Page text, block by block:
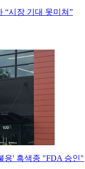
“시장 기대 못미쳐”
응' 흑색종 "FDA 승인"